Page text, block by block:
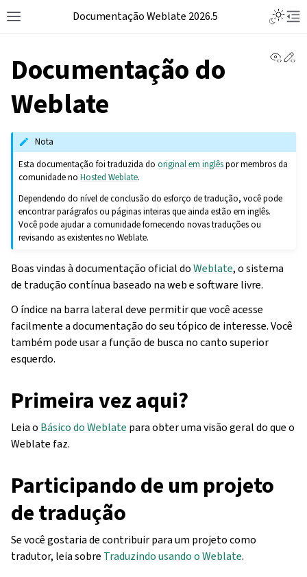
Documentação Weblate 2026.5
Documentação do
Weblate
Nota
Esta documentação foi traduzida dooriginal em inglêspor membros da
comunidade noHosted Weblate.
Dependendo do nível de conclusão do esforço de tradução, você pode
encontrar parágrafos ou páginas inteiras que ainda estão em inglês.
Você pode ajudar a comunidade fornecendo novas traduções ou
revisando as existentes no Weblate.
Boas vindas à documentação oficial doWeblate, o sistema
de tradução contínua baseado na web e software livre.
O índice na barra lateral deve permitir que você acesse
facilmente a documentação do seu tópico de interesse. Você
também pode usar a função de busca no canto superior
esquerdo.
Primeira vez aqui?
Leia o Básico do Weblate para obter uma visão geral do que o
Weblate faz.
Participando de um projeto
de tradução
Se você gostaria de contribuir para um projeto como
tradutor, leia sobre Traduzindo usando o Weblate.